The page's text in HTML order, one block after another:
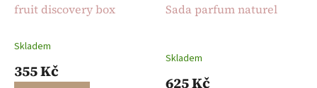
fruit discovery box
Průměrné
hodnocení
produktu
Skladem
355 Kč
Sada parfum naturel
Skladem
625 Kč